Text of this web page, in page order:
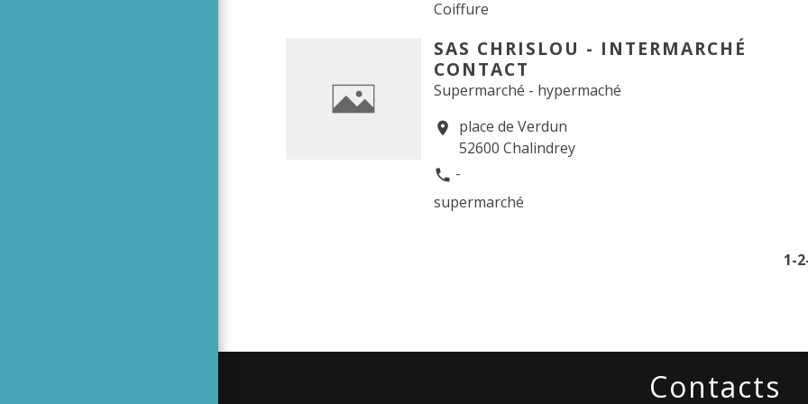
Coiffure
SAS CHRISLOU - INTERMARCHÉ
CONTACT
Supermarché - hypermaché
location_on
place de Verdun
52600 Chalindrey
phone -
supermarché
1-2
Contacts